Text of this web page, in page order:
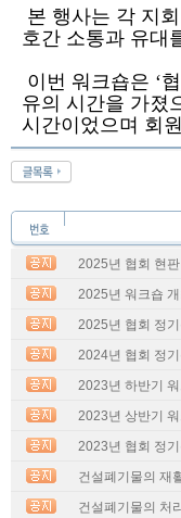
본 행사는 각 지
호간 소통과 유대
이번 워크숍은 ‘
유의 시간을 가졌
시간이었으며 회
2025년 협회 현판
2025년 워크숍 개
2025년 협회 정기
2024년 협회 정기
2023년 하반기 워
2023년 상반기 워
2023년 협회 정기
건설폐기물의 재
건설폐기물의 처